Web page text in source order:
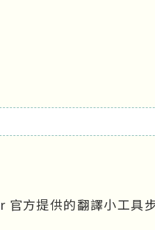
方提供的翻譯小工具